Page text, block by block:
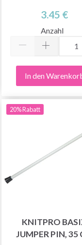
3.45 €
Anzahl
In den
20% Rabatt
KNITPRO
JUMPER PIN, 35